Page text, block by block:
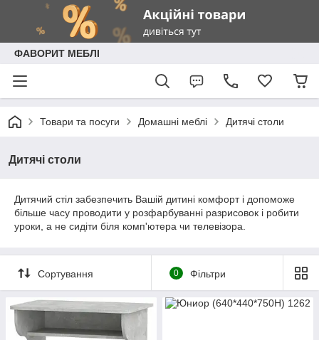
ФАВОРИТ МЕБЛІ
Товари та посуги Домашні меблі Дитячі столи
Дитячі столи
Дитячий стіл забезпечить Вашій дитині комфорт і допоможе
більше часу проводити у розфарбуванні разрисовок і робити
уроки, а не сидіти біля комп'ютера чи телевізора.
Сортування 0 Фільтри